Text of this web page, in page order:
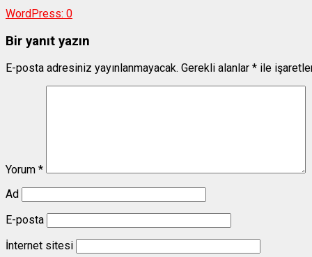
WordPress: 0
Bir yanıt yazın
E-posta adresiniz yayınlanmayacak. Gerekli alanlar * ile
Yorum *
Ad
E-posta
İnternet sitesi